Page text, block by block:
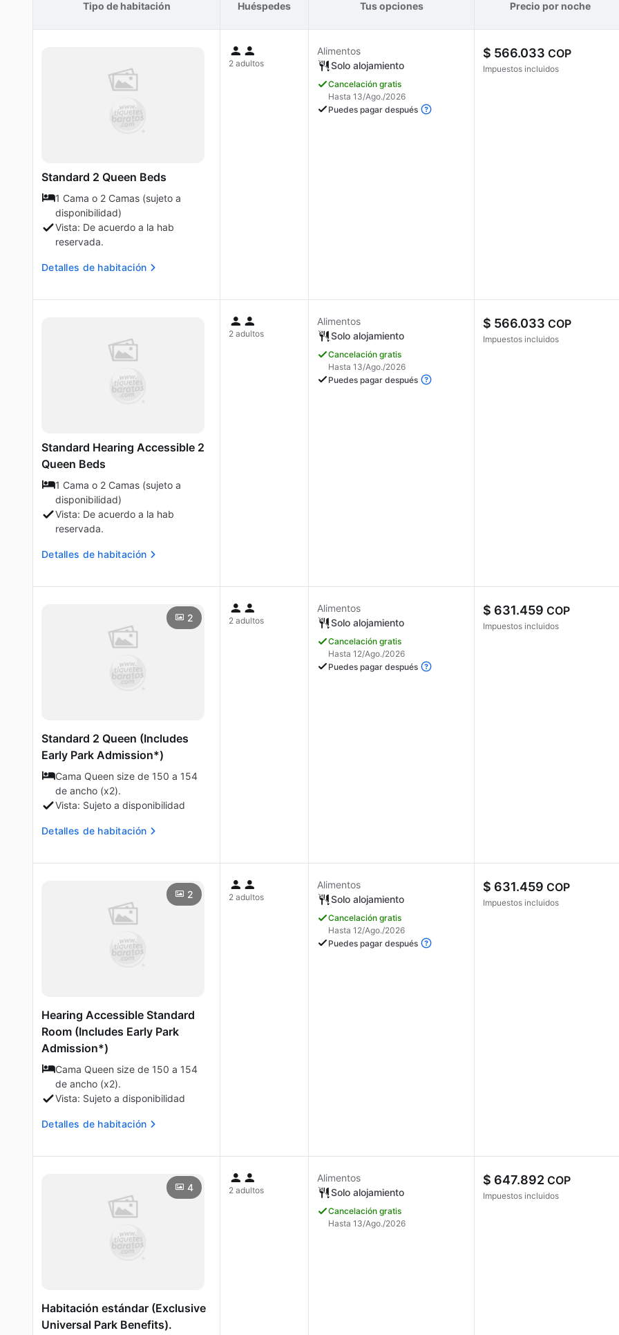
Tipo de habitación Huéspedes Tus opciones Precio por noche
Standard 2 Queen Beds
1 Cama o 2 Camas (sujeto a
disponibilidad)
Vista: De acuerdo a la hab
reservada.
Detalles de habitación
2 adultos
Alimentos
Solo alojamiento
Cancelación gratis
Hasta 13/Ago./2026
Puedes pagar después
$ 566.033 COP
Impuestos incluidos
Standard Hearing Accessible 2
Queen Beds
1 Cama o 2 Camas (sujeto a
disponibilidad)
Vista: De acuerdo a la hab
reservada.
Detalles de habitación
2 adultos
Alimentos
Solo alojamiento
Cancelación gratis
Hasta 13/Ago./2026
Puedes pagar después
$ 566.033 COP
Impuestos incluidos
2
Standard 2 Queen (Includes
Early Park Admission*)
Cama Queen size de 150 a 154
de ancho (x2).
Vista: Sujeto a disponibilidad
Detalles de habitación
2 adultos
Alimentos
Solo alojamiento
Cancelación gratis
Hasta 12/Ago./2026
Puedes pagar después
$ 631.459 COP
Impuestos incluidos
2
Hearing Accessible Standard
Room (Includes Early Park
Admission*)
Cama Queen size de 150 a 154
de ancho (x2).
Vista: Sujeto a disponibilidad
Detalles de habitación
2 adultos
Alimentos
Solo alojamiento
Cancelación gratis
Hasta 12/Ago./2026
Puedes pagar después
$ 631.459 COP
Impuestos incluidos
4
Habitación estándar (Exclusive
Universal Park Benefits).
2 adultos
Alimentos
Solo alojamiento
Cancelación gratis
Hasta 13/Ago./2026
$ 647.892 COP
Impuestos incluidos